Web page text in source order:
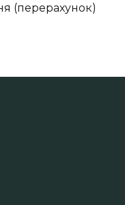
(перерахунок)